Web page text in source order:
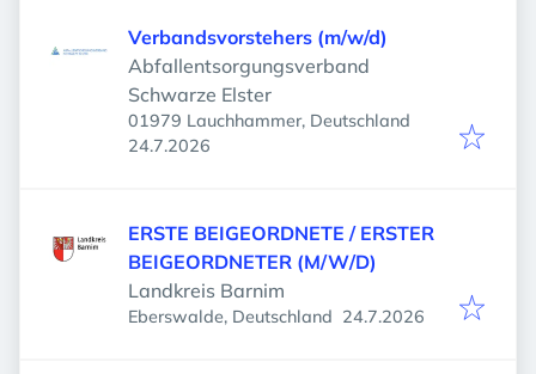
Verbandsvorstehers (m/w/d)
Abfallentsorgungsverband
Schwarze Elster
01979 Lauchhammer, Deutschland
Veröffentlicht
24.7.2026
ERSTE BEIGEORDNETE / ERSTER
BEIGEORDNETER (M/W/D)
Landkreis Barnim
Eberswalde, Deutschland Veröffentlicht
24.7.2026